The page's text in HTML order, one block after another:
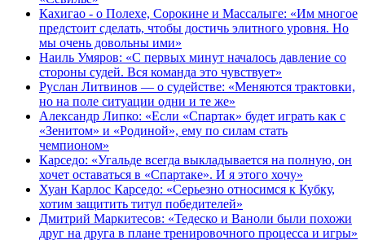
Кахигао - о Полехе, Сорокине и Массалыге: «Им многое
предстоит сделать, чтобы достичь элитного уровня. Но
мы очень довольны ими»
Наиль Умяров: «С первых минут началось давление со
стороны судей. Вся команда это чувствует»
Руслан Литвинов — о судействе: «Меняются трактовки,
но на поле ситуации одни и те же»
Александр Липко: «Если «Спартак» будет играть как с
«Зенитом» и «Родиной», ему по силам стать
чемпионом»
Карседо: «Угальде всегда выкладывается на полную, он
хочет оставаться в «Спартаке». И я этого хочу»
Хуан Карлос Карседо: «Серьезно относимся к Кубку,
хотим защитить титул победителей»
Дмитрий Маркитесов: «Тедеско и Ваноли были похожи
друг на друга в плане тренировочного процесса и игры»